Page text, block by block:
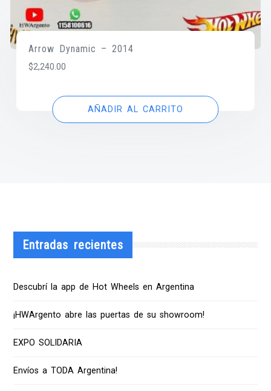
Arrow Dynamic – 2014
$2,240.00
AÑADIR AL CARRITO
Entradas recientes
Descubrí la app de Hot Wheels en Argentina
¡HWArgento abre las puertas de su showroom!
EXPO SOLIDARIA
Envíos a TODA Argentina!